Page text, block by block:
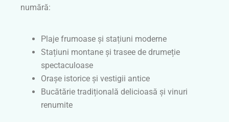
numără:
Plaje frumoase și stațiuni moderne
Stațiuni montane și trasee de drumeție
spectaculoase
Orașe istorice și vestigii antice
Bucătărie tradițională delicioasă și vinuri
renumite